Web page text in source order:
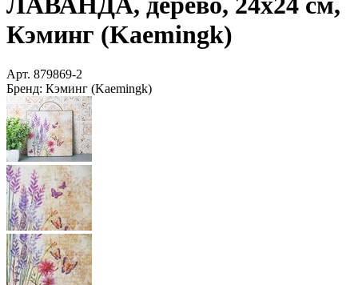
Кэминг (Kaemingk)
Арт. 879869-2
Бренд: Кэминг (Kaemingk)